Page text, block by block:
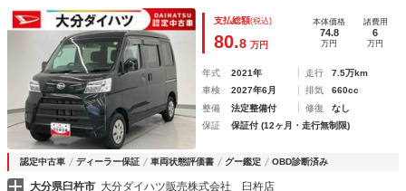
ライドドア ダブルエアバック 車線逸脱 ＶＳＣ ドライブ
レコーダー 記録簿付 ＥＴＣ ＡＢＳ エアバック オート
支払総額(税込)
80.8 万円
本体価格
74.8
万円
諸費用
6
万円
年式 2021年 走行
7.5万km
車検
2027年6月 排気
660cc
整備
法定整備付 修復
なし
保証
保証付 (12ヶ月・走行無制限)
認定中古車 ディーラー保証 車両状態評価書 グー鑑定 OBD診断済み
大分県臼杵市 大分ダイハツ販売株式会社 臼杵店